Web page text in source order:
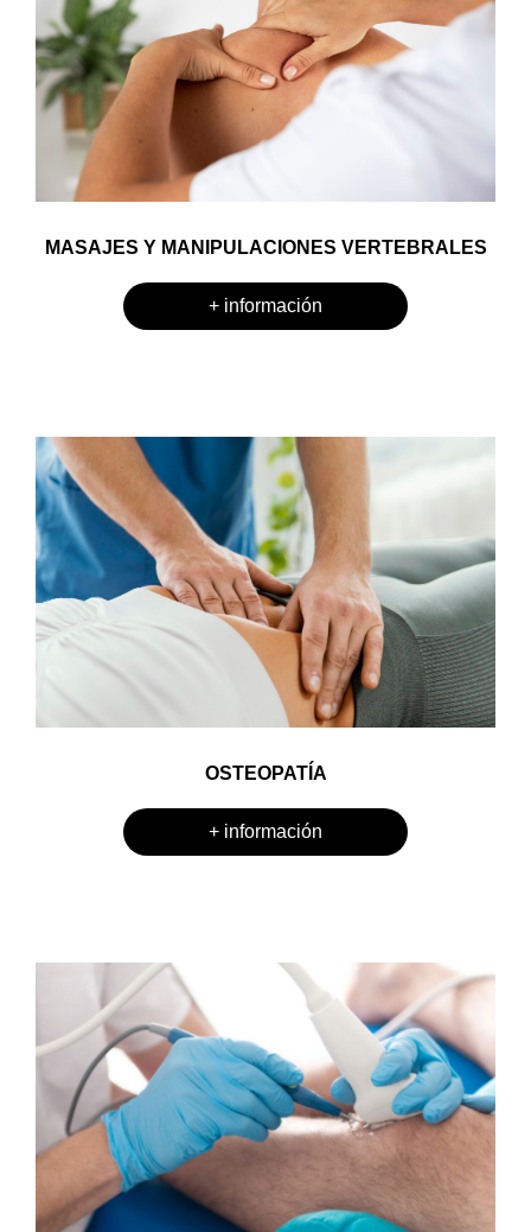
MASAJES Y MANIPULACIONES VERTEBRALES
+ información
OSTEOPATÍA
+ información